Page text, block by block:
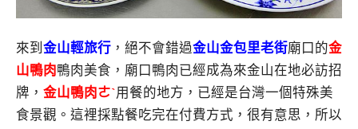
來到 金山輕旅行 ，絕不會錯過金山金包里老街廟口的金
山鴨肉鴨肉美食，廟口鴨肉已經成為來金山在地必訪招
牌， 金山鴨肉ㄜˋ用餐的地方，已經是台灣一個特殊美
食景觀。這裡採點餐吃完在付費方式，很有意思，所以